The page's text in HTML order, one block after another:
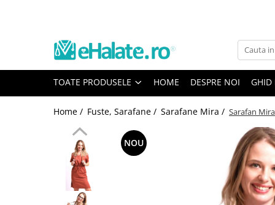
Toate Produsele
Bluze Unisex
Bluze unisex cu imprimeuri
Bluze medicale uni
TOATE PRODUSELE HOME DESPRE NOI GHID
Home / Fuste, Sarafane / Sarafane Mira / Sarafan
NOU